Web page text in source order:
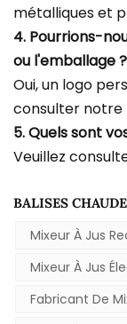
métalliques et
4. Pourrions-
ou l'emballage ?
Oui, un logo
consulter notre
5. Quels sont
Veuillez
BALISES
Mixeur À Jus
Mixeur À Jus
Fabricant De